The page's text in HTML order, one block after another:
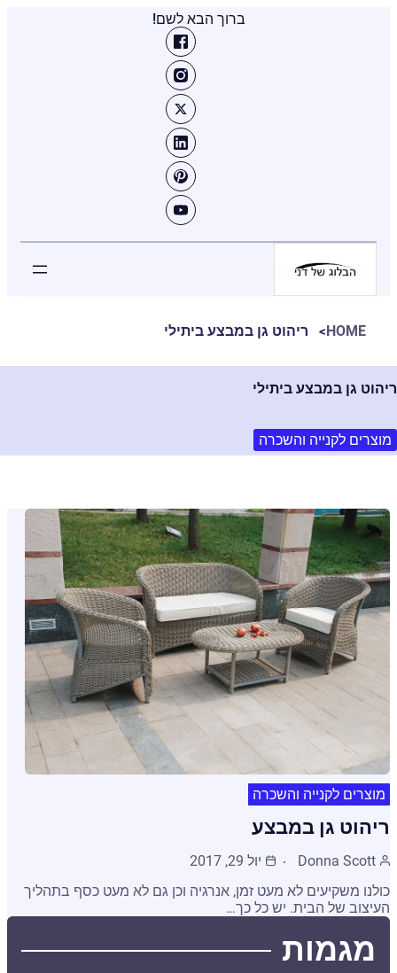
ברוך הבא לשם!
HOME ריהוט גן במבצע ביתילי
ריהוט גן במבצע ביתילי
מוצרים לקנייה והשכרה
מוצרים לקנייה והשכרה
ריהוט גן במבצע
Donna Scott
יול 29, 2017
כולנו משקיעים לא מעט זמן, אנרגיה וכן גם לא מעט כסף בתהליך
העיצוב של הבית. יש כל כך…
מגמות